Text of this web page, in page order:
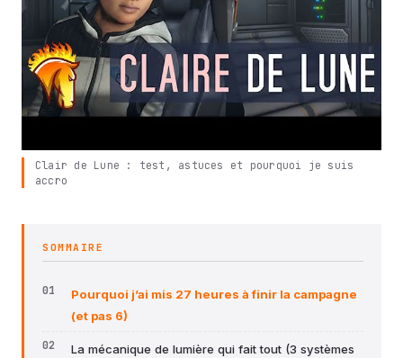
Clair de Lune : test, astuces et pourquoi je suis
accro
SOMMAIRE
Pourquoi j’ai mis 27 heures à finir la campagne
(et pas 6)
La mécanique de lumière qui fait tout (3 systèmes